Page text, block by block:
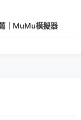
｜MuMu模擬器